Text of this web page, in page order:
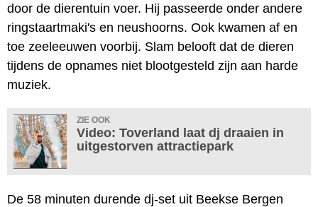
door de dierentuin voer. Hij passeerde onder andere
ringstaartmaki's en neushoorns. Ook kwamen af en
toe zeeleeuwen voorbij. Slam belooft dat de dieren
tijdens de opnames niet blootgesteld zijn aan harde
muziek.
ZIE OOK
Video: Toverland laat dj draaien in
uitgestorven attractiepark
De 58 minuten durende dj-set uit Beekse Bergen